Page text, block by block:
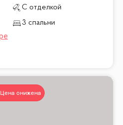
С отделкой
3 спальни
Цена снижена